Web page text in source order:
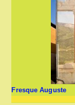
Fresque Auguste